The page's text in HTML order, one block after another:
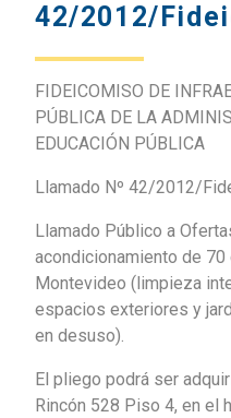
42/2012/
FIDEICOMISO DE
PÚBLICA DE LA
EDUCACIÓN PÚBLICA
Llamado Nº 42/2012/
Llamado Público a
acondicionamiento de
Montevideo (limpieza
espacios exteriores y
en desuso).
El pliego podrá ser
Rincón 528 Piso 4, en el